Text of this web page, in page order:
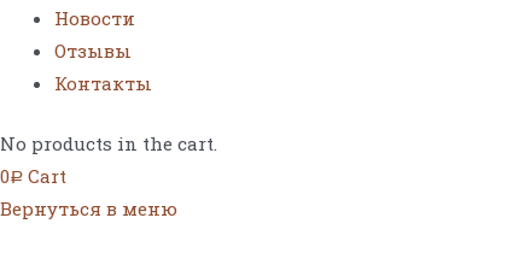
Новости
Отзывы
Контакты
No products in the cart.
0Р Cart
Вернуться в меню